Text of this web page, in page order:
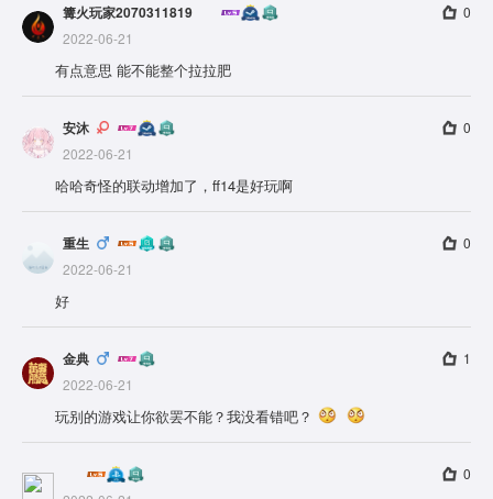
篝火玩家2070311819
2022-06-21
0
有点意思 能不能整个拉拉肥
安沐
2022-06-21
0
哈哈奇怪的联动增加了，ff14是好玩啊
重生
2022-06-21
0
好
金典
2022-06-21
1
玩别的游戏让你欲罢不能？我没看错吧？
0